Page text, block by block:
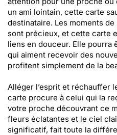
un ami lointain, cette carte
destinataire. Les moments
sont précieux, et cette carte
liens en douceur. Elle pourra
qui aiment recevoir des
profitent simplement de la
Alléger l’esprit et réchauffer
carte procure à celui qui la
votre proche découvrant ce
fleurs éclatantes et le ciel
significatif, fait toute la